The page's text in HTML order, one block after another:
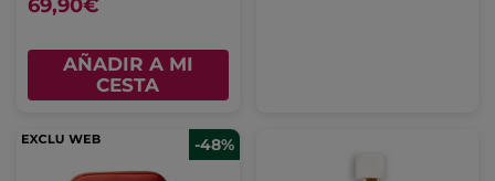
69,90€
AÑADIR A MI
CESTA
-48%